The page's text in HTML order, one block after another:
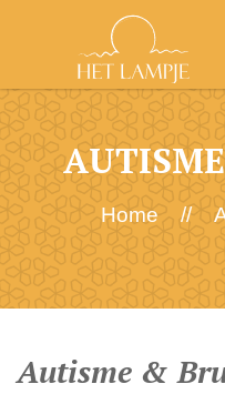
Home //
Autisme &